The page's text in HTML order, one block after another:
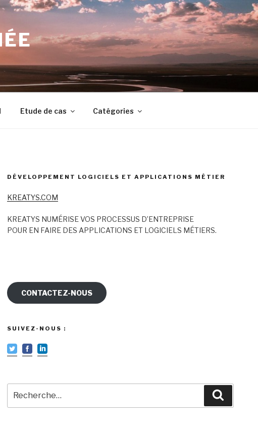
Etude de cas Catégories
DÉVELOPPEMENT LOGICIELS ET APPLICATIONS MÉTIER
KREATYS.COM
KREATYS NUMÉRISE VOS PROCESSUS D’ENTREPRISE
POUR EN FAIRE DES APPLICATIONS ET LOGICIELS MÉTIERS.
CONTACTEZ-NOUS
SUIVEZ-NOUS :
pour
: